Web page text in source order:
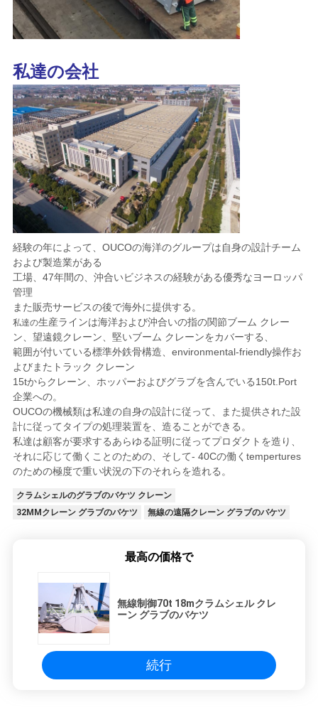
私達の会社
経験の年によって、OUCOの海洋のグループは自身の設計チーム
および製造業がある
工場、47年間の、沖合いビジネスの経験がある優秀なヨーロッパ
管理
また販売サービスの後で海外に提供する。
私達の生産ラインは海洋および沖合いの指の関節ブーム クレー
ン、望遠鏡クレーン、堅いブーム クレーンをカバーする、
範囲が付いている標準外鉄骨構造、environmental-friendly操作お
よびまたトラック クレーン
15tからクレーン、ホッパーおよびグラブを含んでいる150t.Port
企業への。
OUCOの機械類は私達の自身の設計に従って、また提供された設
計に従ってタイプの処理装置を、造ることができる。
私達は顧客が要求するあらゆる証明に従ってプロダクトを造り、
それに応じて働くことのための、そして- 40Cの働くtempertures
のための極度で重い状況の下のそれらを造れる。
クラムシェルのグラブのバケツ クレーン
32MMクレーン グラブのバケツ
無線の遠隔クレーン グラブのバケツ
最高の価格で
無線制御70t 18mクラムシェル クレ
ーン グラブのバケツ
続行